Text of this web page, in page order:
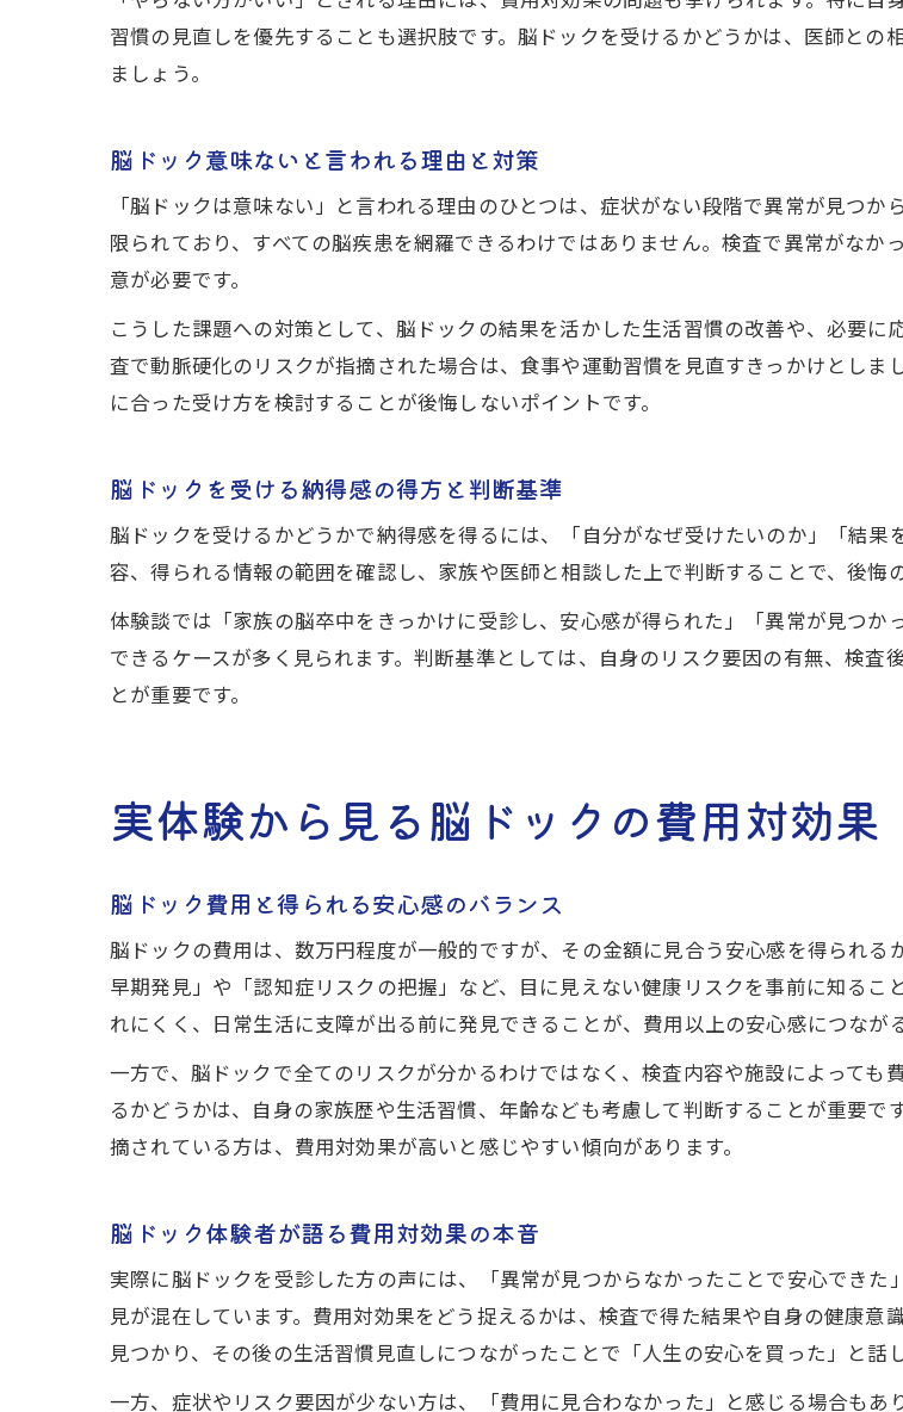
脳ドック後悔しないための事
脳ドックの知恵袋的アドバイス
脳ドックで早期発見できる認
脳ドック受診が生活習慣改善に
脳ドックと認知症対策の日常
習慣の見直しを優先することも選択肢です。脳ドックを受けるかどうかは、医師と
ましょう。
脳ドック意味ないと言われる理由と対策
「脳ドックは意味ない」と言われる理由のひとつは、症状がない段階で異常が見つ
限られており、すべての脳疾患を網羅できるわけではありません。検査で異常がな
意が必要です。
こうした課題への対策として、脳ドックの結果を活かした生活習慣の改善や、必要
査で動脈硬化のリスクが指摘された場合は、食事や運動習慣を見直すきっかけとし
に合った受け方を検討することが後悔しないポイントです。
脳ドックを受ける納得感の得方と判断基準
脳ドックを受けるかどうかで納得感を得るには、「自分がなぜ受けたいのか」「結
容、得られる情報の範囲を確認し、家族や医師と相談した上で判断することで、後悔
体験談では「家族の脳卒中をきっかけに受診し、安心感が得られた」「異常が見つ
できるケースが多く見られます。判断基準としては、自身のリスク要因の有無、検
とが重要です。
実体験から見る脳ドックの費用対効果
脳ドック費用と得られる安心感のバランス
脳ドックの費用は、数万円程度が一般的ですが、その金額に見合う安心感を得られ
早期発見」や「認知症リスクの把握」など、目に見えない健康リスクを事前に知る
れにくく、日常生活に支障が出る前に発見できることが、費用以上の安心感につなが
一方で、脳ドックで全てのリスクが分かるわけではなく、検査内容や施設によって
るかどうかは、自身の家族歴や生活習慣、年齢なども考慮して判断することが重要
摘されている方は、費用対効果が高いと感じやすい傾向があります。
脳ドック体験者が語る費用対効果の本音
実際に脳ドックを受診した方の声には、「異常が見つからなかったことで安心でき
見が混在しています。費用対効果をどう捉えるかは、検査で得た結果や自身の健康
見つかり、その後の生活習慣見直しにつながったことで「人生の安心を買った」と話
一方、症状やリスク要因が少ない方は、「費用に見合わなかった」と感じる場合も